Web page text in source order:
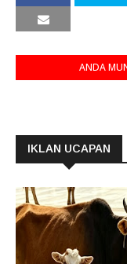
ANDA
IKLAN UCAPAN